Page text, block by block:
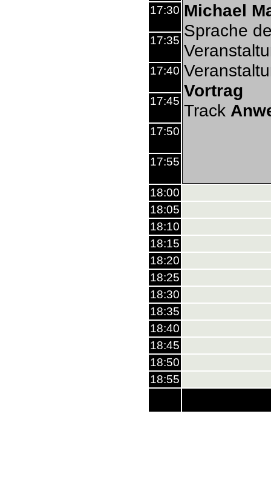
Michael
Sprache
Vortrag
Track
17:30
17:35
17:40
17:45
17:50
17:55
18:00
18:05
18:10
18:15
18:20
18:25
18:30
18:35
18:40
18:45
18:50
18:55